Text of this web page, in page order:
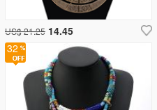
US$ 21.25 14.45
32